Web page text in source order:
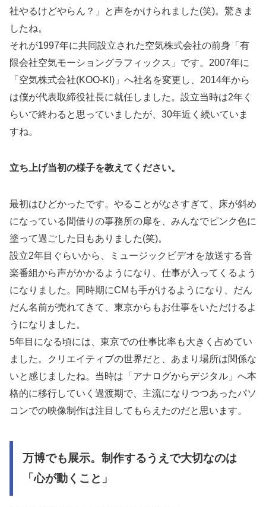
社やるけどやらん？」と声をかけられました(笑)。驚きま
したね。
それが1997年に共同設立された空気株式会社の前身「有
限会社空気モーショングラフィックス」です。2007年に
「空気株式会社(KOO-KI)」へ社名を変更し、2014年から
は僕が代表取締役社長に就任しました。設立当時は2年く
らいで終わると思っていましたが、30年近く続いていま
すね。
立ち上げ当初の様子を教えてください。
最初はひどかったです。やることがなさすぎて、床が斜め
になっている間借りの事務所の扉を、みんなでピンク色に
塗って過ごした日もありました(笑)。
設立2年目ぐらいから、ミュージックビデオを放送する音
楽番組から声がかかるようになり、仕事が入ってくるよう
になりました。同時期にCMも手がけるようになり、だん
だん名前が売れてきて、東京からもお仕事をいただけるよ
うになりました。
5年目になる頃には、東京での仕事比率も大きく占めてい
ました。クリエイティブの世界だと、あまり場所は関係な
いと感じましたね。当時は「アナログからデジタル」へ本
格的に移行していく過渡期で、主流になりつつあったパソ
コンでの映像制作は注目してもらえたのだと思います。
万博でも展示。制作するうえで大切なのは
「心が動くこと」